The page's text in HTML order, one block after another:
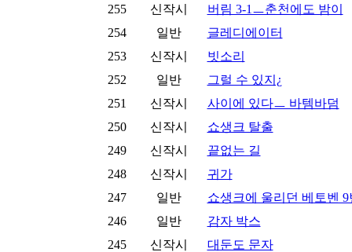
255 신작시
버림 3-1ㅡ춘천에도 밤이
254
일반
글레디에이터
253
신작시
빗소리
252
일반
그럴 수 있지¿
251
신작시
사이에 있다ㅡ 바템바덤
250
신작시
쇼생크 탈출
249
신작시
끝없는 길
248
신작시
귀가
247
일반
쇼생크에 울리던 베토벤 9
246
일반
감자 박스
245
신작시
대둔도 문자